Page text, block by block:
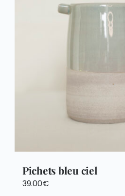
CONTACT
Pichets bleu ciel
39.00€